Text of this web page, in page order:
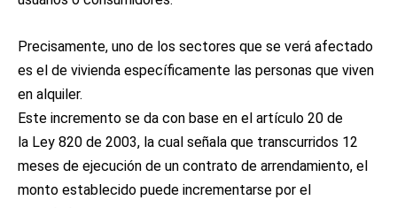
Precisamente, uno de los sectores que se verá afectado
es el de vivienda específicamente las personas que viven
en alquiler.
Este incremento se da con base en el artículo 20 de
la Ley 820 de 2003, la cual señala que transcurridos 12
meses de ejecución de un contrato de arrendamiento, el
monto establecido puede incrementarse por el